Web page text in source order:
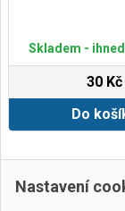
Skladem -
30 Kč
Do
Nastavení